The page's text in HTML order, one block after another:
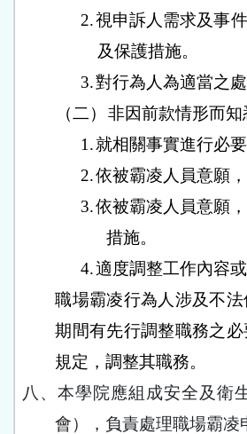
2.視申訴人需求及事
及保護措施。
3.對行為人為適當之處
（二）
非因前款情形而知
1.就相關事實進行必要
2.依被霸凌人員意願
3.依被霸凌人員意願
措施。
4.適度調整工作內容或
職場霸凌行為人涉及不
期間有先行調整職務之
規定，調整其職務。
八、本學院應組成安全及衛
會），負責處理職場霸凌